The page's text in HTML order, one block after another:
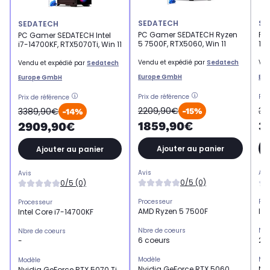
SEDATECH
PC Gamer SEDATECH Intel
i7-14700KF, RTX5070Ti, Win 11
Vendu et expédié par Sedatech
Europe GmbH
Prix de référence
3389,90€ -14%
2909,90€
Ajouter au panier
Avis
0/5 (0)
Processeur
Intel Core i7-14700KF
Nbre de coeurs
-
Modèle
SEDATECH
PC Gamer SEDATECH Ryzen
5 7500F, RTX5060, Win 11
Vendu et expédié par Sedatech
Europe GmbH
Prix de référence
2209,90€ -15%
1859,90€
Ajouter au panier
Avis
0/5 (0)
Processeur
AMD Ryzen 5 7500F
Nbre de coeurs
6 coeurs
Modèle
20